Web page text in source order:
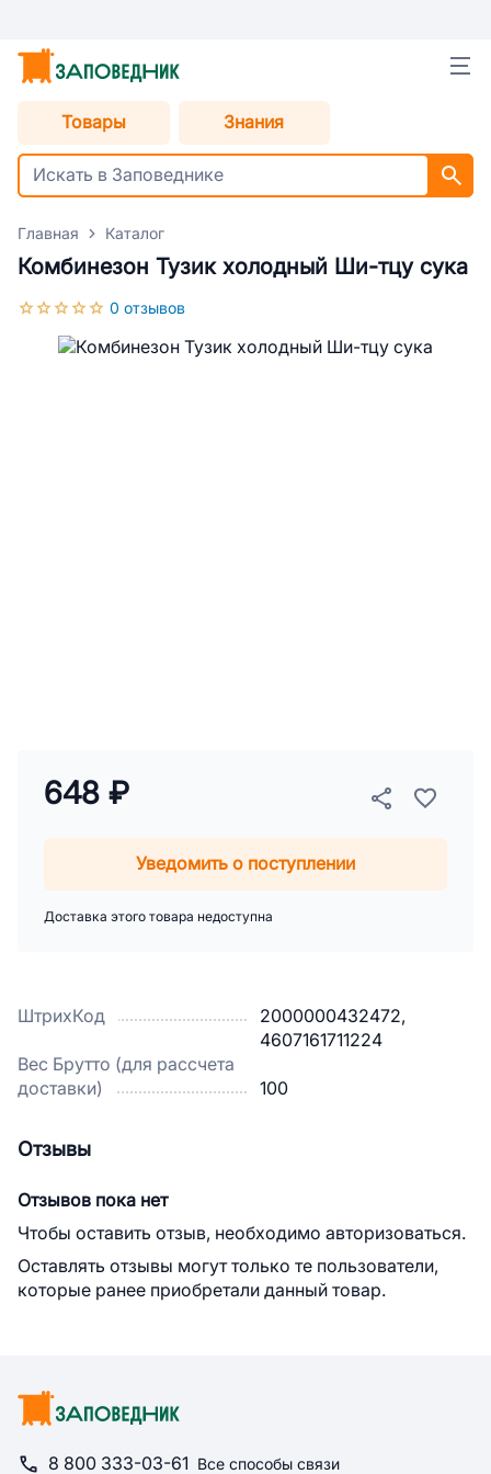
Товары Знания
Главная Каталог
Комбинезон Тузик холодный Ши-тцу сука
0 отзывов
ШтрихКод
2000000432472,
4607161711224
Вес Брутто (для рассчета
доставки)
100
648 ₽
Уведомить о поступлении
Доставка этого товара недоступна
Отзывы
Отзывов пока нет
Чтобы оставить отзыв, необходимо авторизоваться.
Оставлять отзывы могут только те пользователи,
которые ранее приобретали данный товар.
8 800 333-03-61 Все способы связи